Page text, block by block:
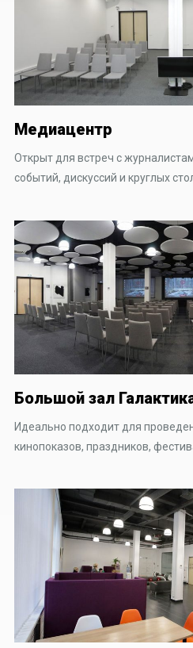
Большой зал
Идеально подходит для
кинопоказов, праздников,
Медиацентр
Открыт для встреч с
событий, дискуссий и круглых